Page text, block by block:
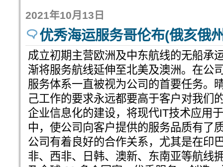
2021年10月13日
优秀海运服务哥伦布(俄亥俄
成立初期主营欧洲及中东航线的无船承
渐将服务航线延伸至北美及澳洲。在公
服务体系一直被视为公司的首要任务。
己工作的要求永远都要高于客户对我们
企业信息化的建设，将现代IT技术应用
中，使公司向客户提供的服务品质有
公司有着良好的合作关系，尤其是在印
非、西非、日韩、澳新、东南亚等航线